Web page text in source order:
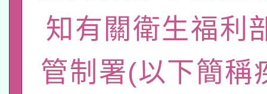
業技術研究院辦理「
用水績優單位及節水達
115年8月22日(星期六
桃園市孔廟祈福系列
2026年桃園地景藝術
「2026桃園藝術巡演
知有關衛生福利
管制署(以下簡稱